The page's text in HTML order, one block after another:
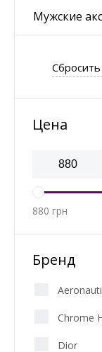
Мужские
Цена
880 грн
Бренд
Chrome
Dior